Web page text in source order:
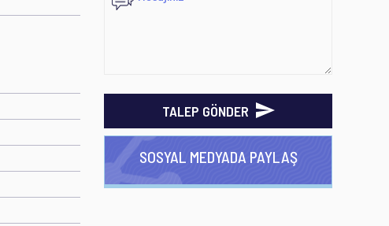
TALEP GÖNDER
SOSYAL MEDYADA PAYLAŞ